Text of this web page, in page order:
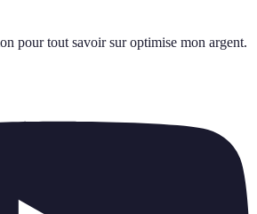
pour tout savoir sur optimise mon argent.